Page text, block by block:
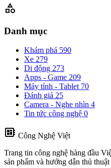
category
Danh mục
Khám phá 590
Xe 279
Di động 273
Apps - Game 209
Máy tính - Tablet 70
Đánh giá 25
Camera - Nghe nhìn 4
Tin tức công nghệ 0
developer_board Công Nghệ Việt
Trang tin công nghệ hàng đầu
sản phẩm và hướng dẫn thủ